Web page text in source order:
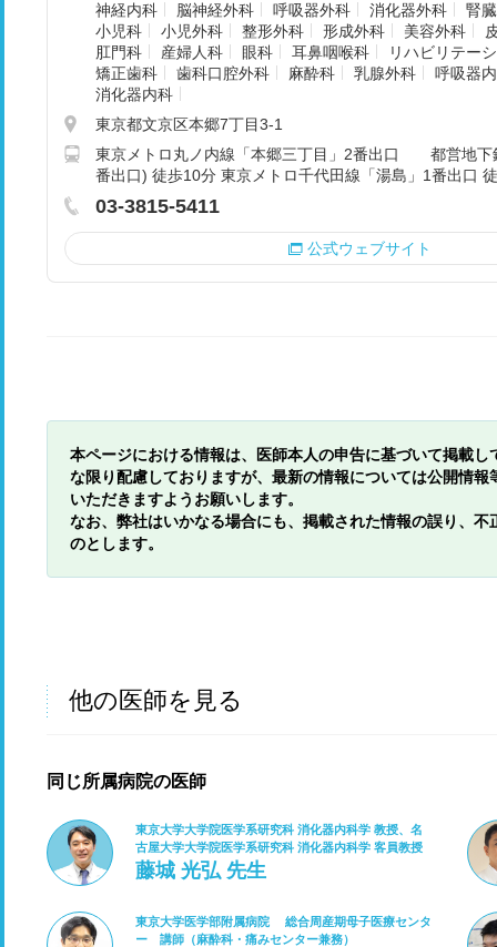
神経内科
脳神経外科 呼吸器外科 消化器外科
腎
小児科
小児外科 整形外科 形成外科 美容外科
肛門科
産婦人科 眼科 耳鼻咽喉科
リハビリテー
矯正歯科
歯科口腔外科 麻酔科 乳腺外科
呼吸器
消化器内科
東京都文京区本郷7丁目3-1
東京メトロ丸ノ内線「本郷三丁目」2番出口 都営地下
番出口) 徒歩10分 東京メトロ千代田線「湯島」1番出口
03-3815-5411
公式ウェブサイト
本ページにおける情報は、医師本人の申告に基づいて掲載
な限り配慮しておりますが、最新の情報については公開情
いただきますようお願いします。
なお、弊社はいかなる場合にも、掲載された情報の誤り、
のとします。
他の医師を見る
同じ所属病院の医師
東京大学大学院医学系研究科 消化器内科学 教授、名
古屋大学大学院医学系研究科 消化器内科学 客員教授
藤城 光弘 先生
東京大学医学部附属病院 総合周産期母子医療センタ
ー 講師（麻酔科・痛みセンター兼務）